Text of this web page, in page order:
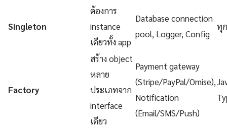
Singleton
ต้องการ
instance
เดียวทั้ง app
Database connection
pool, Logger, Config
ทุ
Factory
สร้าง object
หลาย
ประเภทจาก
interface
เดียว
Payment gateway
(Stripe/PayPal/Omise),
Notification
(Email/SMS/Push)